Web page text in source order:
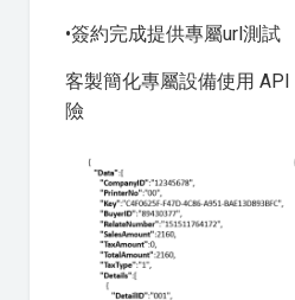
•簽約完成提供專屬url測試
客製簡化專屬設備使用
險